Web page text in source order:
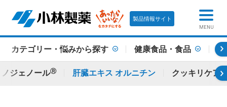
製品情報サイト
MENU
カテゴリー・悩みから探す 健康食品・食品
ジェノールⓇ 肝臓エキス オルニチン クッキリケア